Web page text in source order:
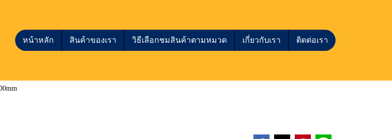
หน้าหลัก สินค้าของเรา วิธีเลือกชมสินค้าตามหมวด เกี่ยวกับเรา ติดต่อเรา